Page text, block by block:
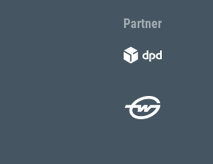
Partner